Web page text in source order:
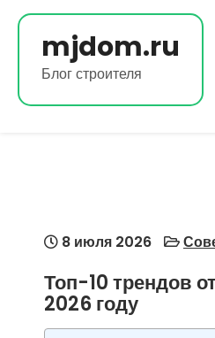
Перейти
содержимомуmjdom.ru
Блог строителя
8 июля 2026
Топ-10 трендов
2026 году